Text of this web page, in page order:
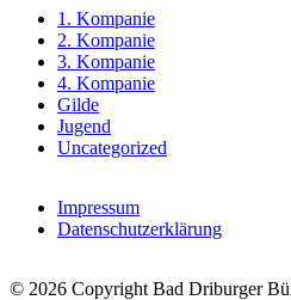
1. Kompanie
2. Kompanie
3. Kompanie
4. Kompanie
Gilde
Jugend
Uncategorized
Impressum
Datenschutzerklärung
© 2026 Copyright Bad Driburger